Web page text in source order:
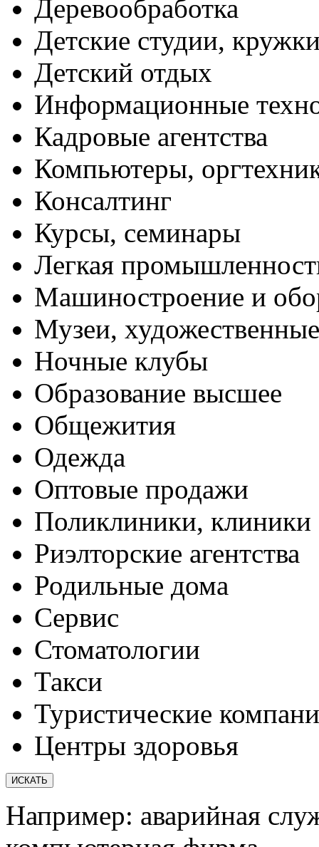
Деревообработка
Детские студии,
Детский отдых
Информационные
Кадровые агентства
Компьютеры,
Консалтинг
Курсы, семинары
Легкая
Машиностроение и
Музеи,
Ночные клубы
Образование высшее
Общежития
Одежда
Оптовые продажи
Поликлиники, клиники
Риэлторские агентства
Родильные дома
Сервис
Стоматологии
Такси
Туристические
Центры здоровья
Например: аварийная